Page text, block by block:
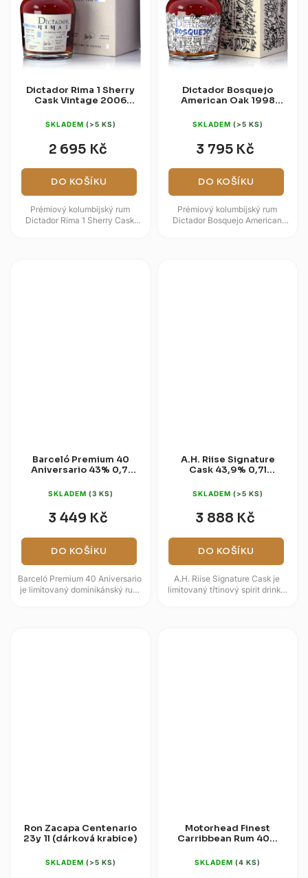
Dictador Rima 1 Sherry
Cask Vintage 2006
SKLADEM (>5 KS)
2 695 Kč
DO KOŠÍKU
Prémiový kolumbijský rum
Dictador Rima 1 Sherry Cask
Dictador Bosquejo
American Oak 1998
SKLADEM (>5 KS)
3 795 Kč
DO KOŠÍKU
Prémiový kolumbijský rum
Dictador Bosquejo American
Barceló Premium 40
Aniversario 43% 0,7l
SKLADEM (3 KS)
3 449 Kč
DO KOŠÍKU
Barceló Premium 40 Aniversario
je limitovaný dominikánský rum
A.H. Riise Signature
Cask 43,9% 0,7l
SKLADEM (>5 KS)
3 888 Kč
DO KOŠÍKU
A.H. Riise Signature Cask je
limitovaný třtinový spirit drink s
Ron Zacapa Centenario
23y 1l (dárková krabice)
SKLADEM (>5 KS)
Motorhead Finest
Carribbean Rum 40%
SKLADEM (4 KS)